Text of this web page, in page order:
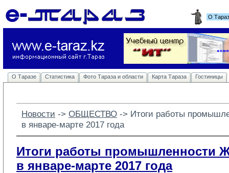
О
О Таразе Статистика Фото Тараза и области Карта Тараза Гостиницы
Новости -> ОБЩЕСТВО -> Итоги работы
в январе-марте 2017 года
Итоги работы промышленности
в январе-марте 2017 года